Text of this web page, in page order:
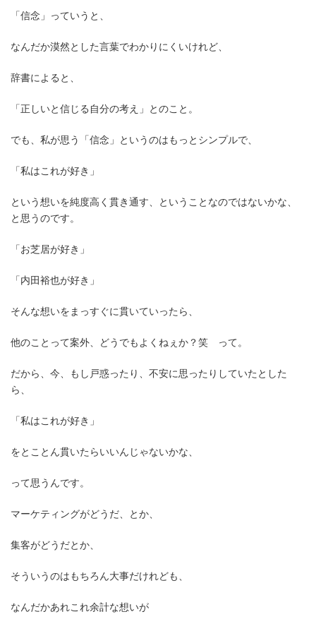
「信念」っていうと、
なんだか漠然とした言葉でわかりにくいけれど、
辞書によると、
「正しいと信じる自分の考え」とのこと。
でも、私が思う「信念」というのはもっとシンプルで、
「私はこれが好き」
という想いを純度高く貫き通す、ということなのではないかな、
と思うのです。
「お芝居が好き」
「内田裕也が好き」
そんな想いをまっすぐに貫いていったら、
他のことって案外、どうでもよくねぇか？笑 って。
だから、今、もし戸惑ったり、不安に思ったりしていたとした
ら、
「私はこれが好き」
をとことん貫いたらいいんじゃないかな、
って思うんです。
マーケティングがどうだ、とか、
集客がどうだとか、
そういうのはもちろん大事だけれども、
なんだかあれこれ余計な想いが